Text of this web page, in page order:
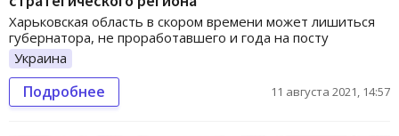
Харьковская область в скором времени может лишиться
губернатора, не проработавшего и года на посту
Украина
Подробнее 11 августа 2021, 14:57